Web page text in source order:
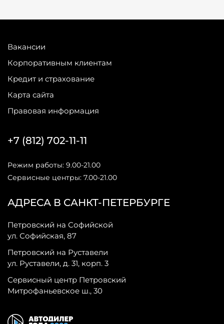
Вакансии
Корпоративным клиентам
Кредит и страхование
Карта сайта
Правовая информация
АДРЕСА В САНКТ-ПЕТЕРБУРГЕ
Петровский на Софийской
ул. Софийская, 87
Петровский на Руставели
ул. Руставели, д. 31, корп. 3
Сервисный центр Петровский
Митрофаньевское ш., 30
+7 (812) 702-11-11
Режим работы: 9.00-21.00
Сервисные центры: 7.00-21.00